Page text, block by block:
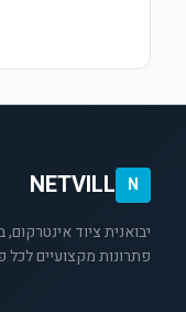
N
NETVILL
פתרונות מקצועיים לכל